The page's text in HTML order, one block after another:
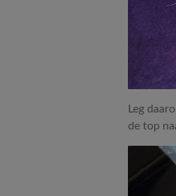
Leg
de top